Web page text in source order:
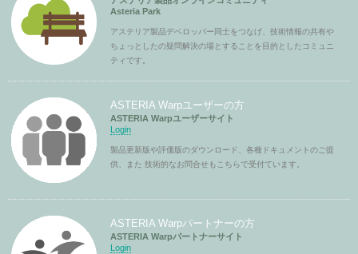
Asteria Park
アステリア製品デベロッパー同士をつなげ、技術情報の共有や
ちょっとしたの疑問解決の場とすることを目的としたコミュニ
ティです。
ASTERIA Warpユーザーの方
ASTERIA Warpユーザーサイト
Login
製品更新版や評価版のダウンロード、各種ドキュメントのご提
供、また 技術的なお問合せもこちらで受付ています。
ASTERIA Warpパートナーの方
ASTERIA Warpパートナーサイト
Login